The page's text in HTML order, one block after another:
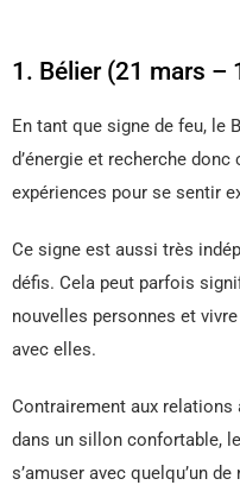
1. Bélier (21 mars –
En tant que signe de feu, le
d’énergie et recherche
expériences pour se sentir
Ce signe est aussi très
défis. Cela peut parfois
nouvelles personnes et
avec elles.
Contrairement aux relations
dans un sillon confortable,
s’amuser avec quelqu’un